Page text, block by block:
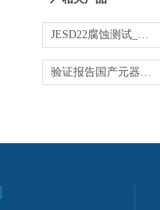
JESD22腐蚀测试_工业级验证_第三方实验室
验证报告国产元器件替代验证一站式全流程专业服务